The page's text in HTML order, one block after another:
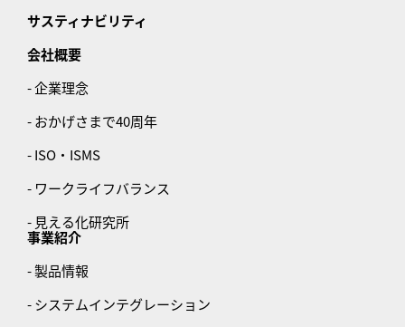
サスティナビリティ
会社概要
- 企業理念
- おかげさまで40周年
- ISO・ISMS
- ワークライフバランス
- 見える化研究所
事業紹介
- 製品情報
- システムインテグレーション